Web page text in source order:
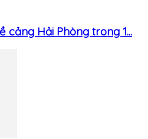
cảng Hải Phòng trong 1...